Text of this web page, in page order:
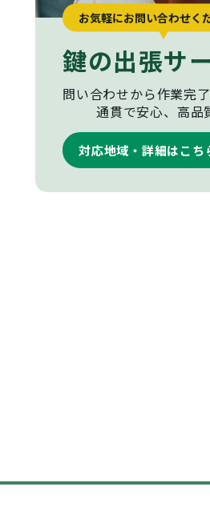
お気軽にお問い合わせく
鍵の出張サ
問い合わせから作業完
通貫で安心、高品
対応地域・詳細はこち